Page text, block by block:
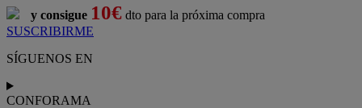
y consigue 10€ dto para la próxima compra
SUSCRIBIRME
SÍGUENOS EN
CONFORAMA